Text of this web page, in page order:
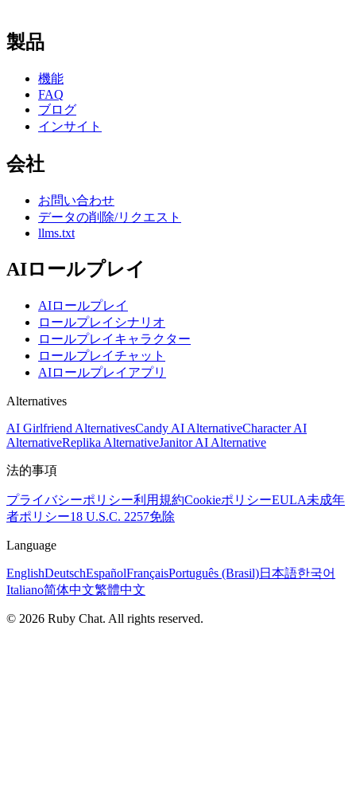
製品
機能
FAQ
ブログ
インサイト
会社
お問い合わせ
データの削除/リクエスト
llms.txt
AIロールプレイ
AIロールプレイ
ロールプレイシナリオ
ロールプレイキャラクター
ロールプレイチャット
AIロールプレイアプリ
Alternatives
AI Girlfriend AlternativesCandy AI AlternativeCharacter AI
AlternativeReplika AlternativeJanitor AI Alternative
法的事項
プライバシーポリシー利用規約CookieポリシーEULA未成年
者ポリシー18 U.S.C. 2257免除
Language
EnglishDeutschEspañolFrançaisPortuguês (Brasil)日本語한국어
Italiano简体中文繁體中文
© 2026 Ruby Chat. All rights reserved.